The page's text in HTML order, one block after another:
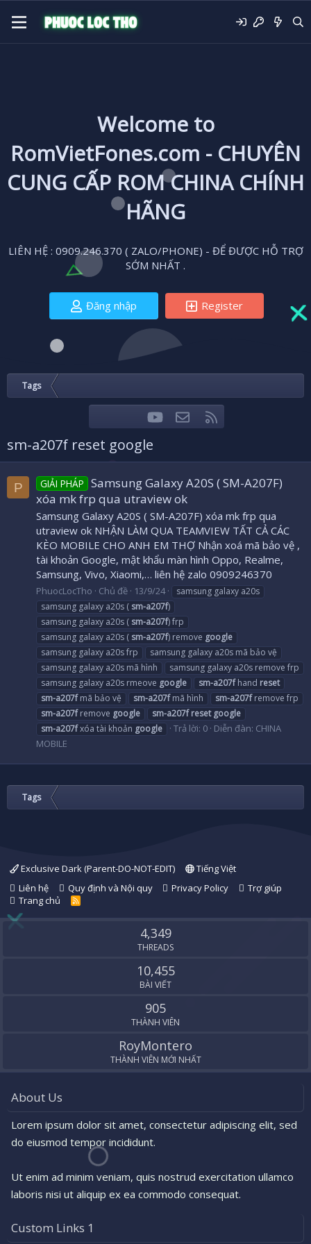
Welcome to
RomVietFones.com - CHUYÊN
CUNG CẤP ROM CHINA CHÍNH
HÃNG
LIÊN HỆ : 0909.246.370 ( ZALO/PHONE) - ĐỂ ĐƯỢC HỖ TRỢ
SỚM NHẤT .
Đăng nhập Register
Tags
FacebookTwitteryoutubeLiên hệ
sm-a207f reset google
P GIẢI PHÁP Samsung Galaxy A20S ( SM-A207F)
xóa mk frp qua utraview ok
Samsung Galaxy A20S ( SM-A207F) xóa mk frp qua
utraview ok NHẬN LÀM QUA TEAMVIEW TẤT CẢ CÁC
KÈO MOBILE CHO ANH EM THỢ Nhận xoá mã bảo vệ ,
tài khoản Google, mật khẩu màn hình Oppo, Realme,
Samsung, Vivo, Xiaomi,… liên hệ zalo 0909246370
PhuocLocTho Chủ đề 13/9/24
samsung galaxy a20s
samsung galaxy a20s ( sm-a207f)
samsung galaxy a20s ( sm-a207f) frp
samsung galaxy a20s ( sm-a207f) remove google
samsung galaxy a20s frp
samsung galaxy a20s mã bảo vệ
samsung galaxy a20s mã hình
samsung galaxy a20s remove frp
samsung galaxy a20s rmeove google sm-a207fhand reset
sm-a207fmã bảo vệ sm-a207fmã hình sm-a207fremove frp
sm-a207fremove google sm-a207f reset google
sm-a207fxóa tài khoản google Trả lời: 0 Diễn đàn: CHINA
MOBILE
Tags
Exclusive Dark (Parent-DO-NOT-EDIT)
Tiếng Việt
Liên hệ
Quy định và Nội quy Privacy Policy
Trợ giúp
Trang chủ
R
S
4,349
THREADS
10,455
BÀI VIẾT
905
THÀNH VIÊN
RoyMontero
THÀNH VIÊN MỚI NHẤT
About Us
Lorem ipsum dolor sit amet, consectetur adipiscing elit, sed
do eiusmod tempor incididunt.
Ut enim ad minim veniam, quis nostrud exercitation ullamco
laboris nisi ut aliquip ex ea commodo consequat.
Custom Links 1